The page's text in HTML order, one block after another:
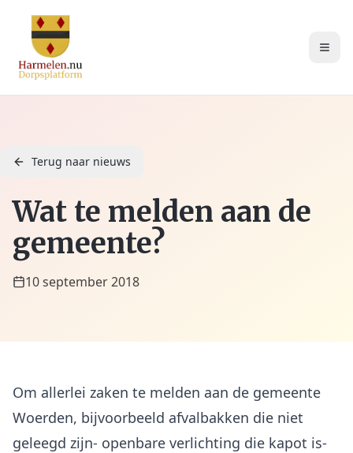
Terug naar nieuws
Wat te melden aan de
gemeente?
10 september 2018
Om allerlei zaken te melden aan de gemeente
Woerden, bijvoorbeeld afvalbakken die niet
geleegd zijn- openbare verlichting die kapot is-